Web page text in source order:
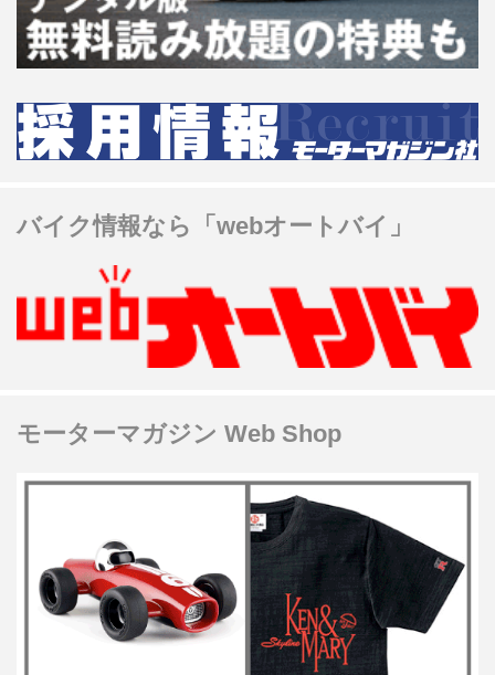
バイク情報なら「webオートバイ」
モーターマガジン Web Shop